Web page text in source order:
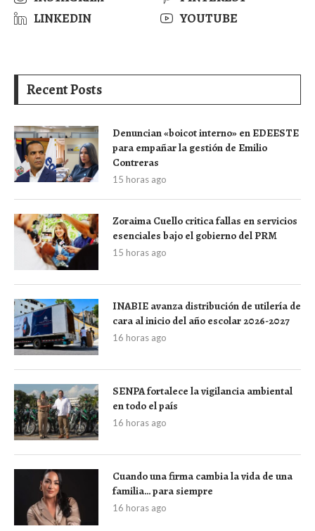
LINKEDIN
YOUTUBE
Recent Posts
Denuncian «boicot interno» en EDEESTE
para empañar la gestión de Emilio
Contreras
15 horas ago
Zoraima Cuello critica fallas en servicios
esenciales bajo el gobierno del PRM
15 horas ago
INABIE avanza distribución de utilería de
cara al inicio del año escolar 2026-2027
16 horas ago
SENPA fortalece la vigilancia ambiental
en todo el país
16 horas ago
Cuando una firma cambia la vida de una
familia… para siempre
16 horas ago